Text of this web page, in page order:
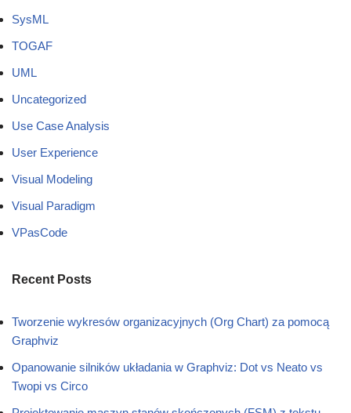
SysML
TOGAF
UML
Uncategorized
Use Case Analysis
User Experience
Visual Modeling
Visual Paradigm
VPasCode
Recent Posts
Tworzenie wykresów organizacyjnych (Org Chart) za pomocą
Graphviz
Opanowanie silników układania w Graphviz: Dot vs Neato vs
Twopi vs Circo